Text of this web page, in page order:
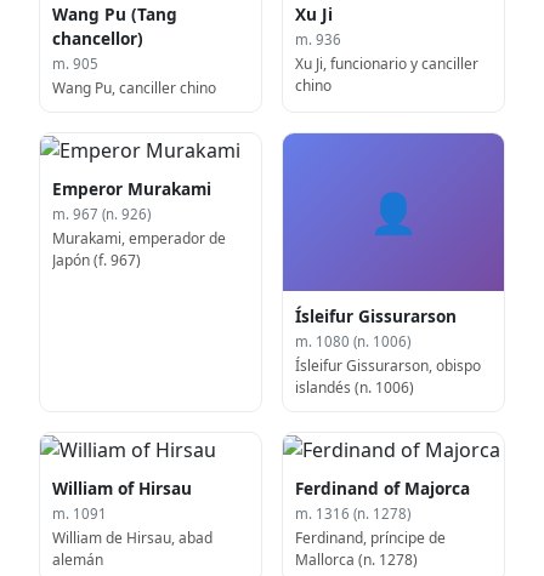
Wang Pu (Tang
chancellor)
m. 905
Wang Pu, canciller chino
Xu Ji
m. 936
Xu Ji, funcionario y canciller
chino
Emperor Murakami
m. 967 (n. 926)
Murakami, emperador de
Japón (f. 967)
👤
Ísleifur Gissurarson
m. 1080 (n. 1006)
Ísleifur Gissurarson, obispo
islandés (n. 1006)
William of Hirsau
m. 1091
William de Hirsau, abad
alemán
Ferdinand of Majorca
m. 1316 (n. 1278)
Ferdinand, príncipe de
Mallorca (n. 1278)